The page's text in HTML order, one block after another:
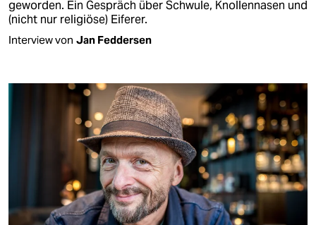
geworden. Ein Gespräch über Schwule, Knollennasen und
(nicht nur religiöse) Eiferer.
Interview von Jan Feddersen